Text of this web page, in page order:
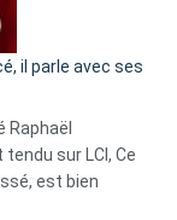
il parle avec ses
Raphaël
sur LCI, Ce
est bien